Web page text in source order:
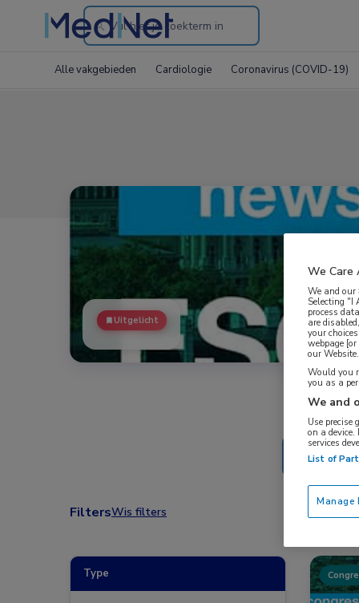
Search
the
Alle vakgebieden Cardiologie Coronavirus (COVID-19)
Uitgelicht
FiltersWis filters
Type
We Care
We and our
Selecting "I
process
are
your
webpage
our
Would you
you as a
We and
Use
on a
services
List of
Manage